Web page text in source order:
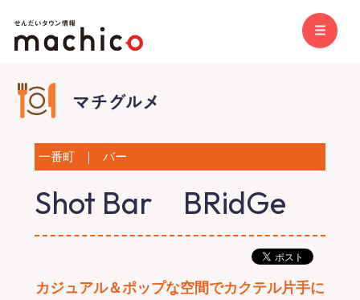
一番町 ｜ バー
Shot Bar BRidGe
カジュアル＆ポップな空間でカクテル片手に